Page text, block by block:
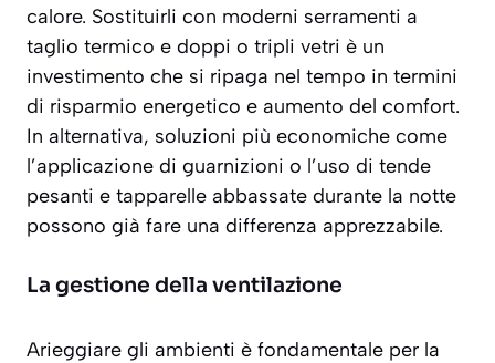
calore. Sostituirli con moderni serramenti a
taglio termico e doppi o tripli vetri è un
investimento che si ripaga nel tempo in termini
di risparmio energetico e aumento del comfort.
In alternativa, soluzioni più economiche come
l’applicazione di guarnizioni o l’uso di tende
pesanti e tapparelle abbassate durante la notte
possono già fare una differenza apprezzabile.
La gestione della ventilazione
Arieggiare gli ambienti è fondamentale per la